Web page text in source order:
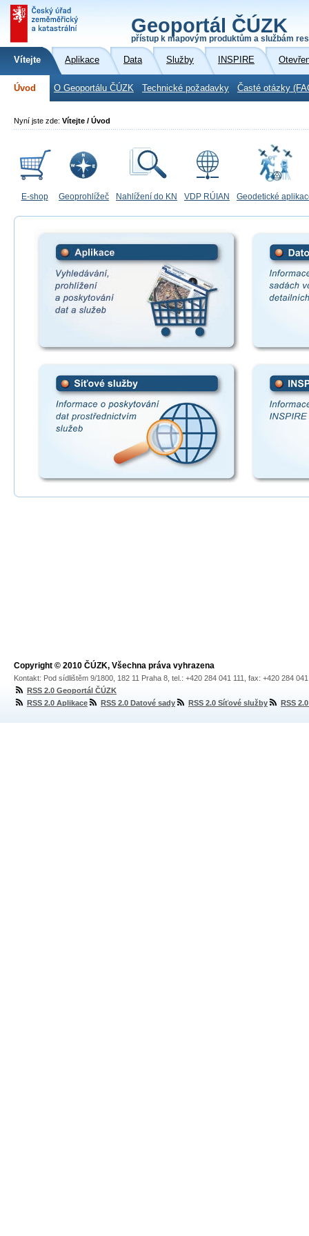
Geoportál ČÚZK
přístup k mapovým produktům a službám
Vítejte Aplikace Data Služby INSPIRE
Úvod O Geoportálu ČÚZK Technické požadavky Časté otázky
Nyní jste zde: Vítejte / Úvod
E-shop Geoprohlížeč Nahlížení do KN VDP RÚIAN Geodetické
Copyright © 2010 ČÚZK, Všechna práva vyhrazena
Kontakt: Pod sídlištěm 9/1800, 182 11 Praha 8, tel.: +420 284 041 111, fax: +420 284
RSS 2.0 Geoportál ČÚZK
RSS 2.0 Aplikace
RSS 2.0 Datové sady RSS 2.0 Síťové služby RSS